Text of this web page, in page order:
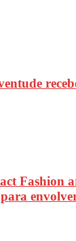
Fashion